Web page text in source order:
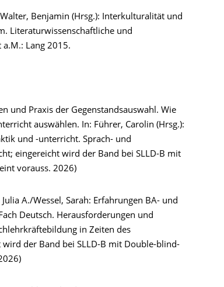
Benjamin (Hrsg.): Interkulturalität und
Literaturwissenschaftliche und
Lang 2015.
und Praxis der Gegenstandsauswahl. Wie
auswählen. In: Führer, Carolin (Hrsg.):
und -unterricht. Sprach- und
eingereicht wird der Band bei SLLD-B mit
vorauss. 2026)
A./Wessel, Sarah: Erfahrungen BA- und
Deutsch. Herausforderungen und
in Zeiten des
der Band bei SLLD-B mit Double-blind-